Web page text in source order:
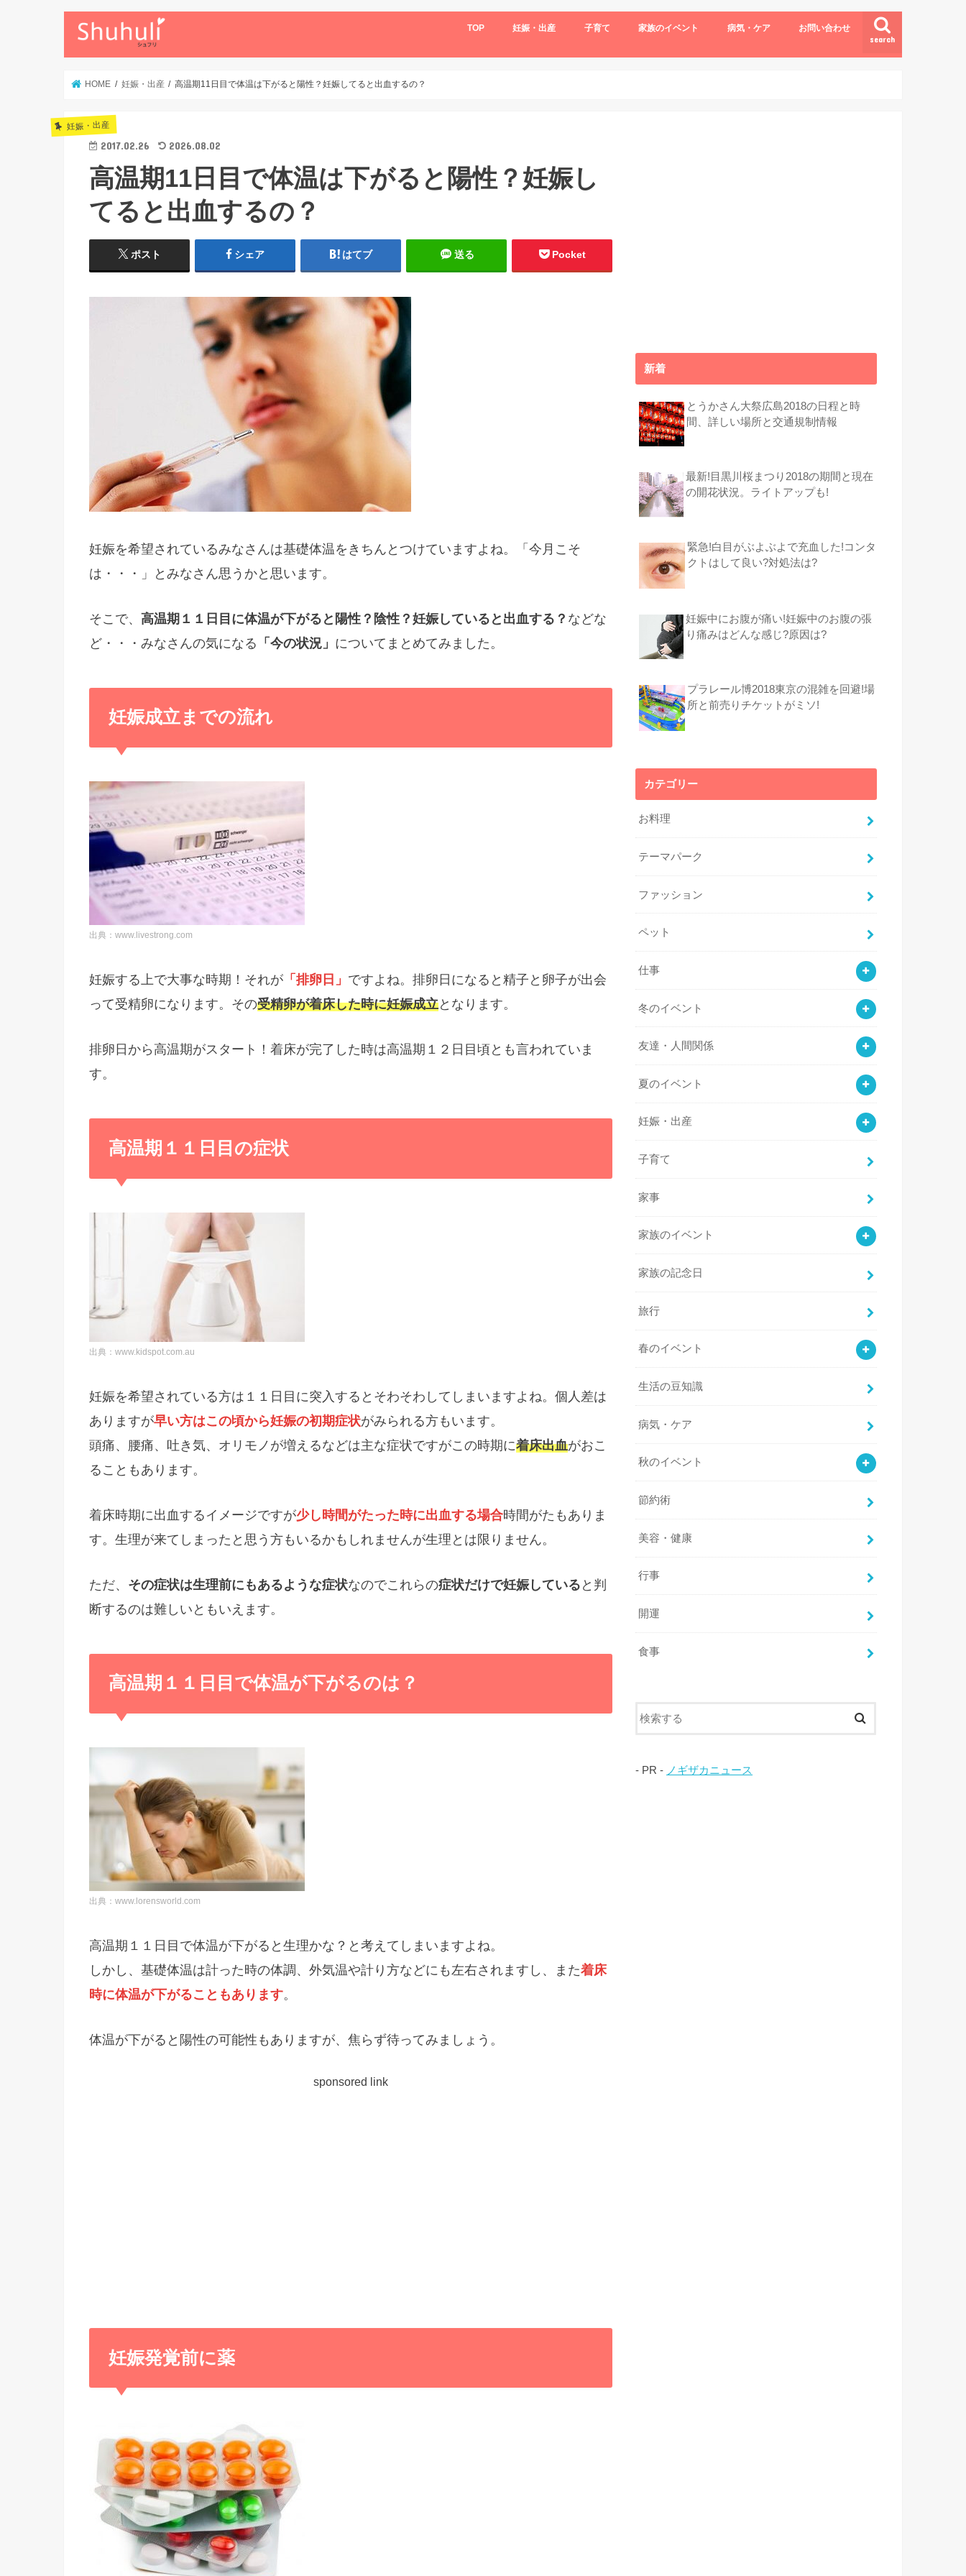
search
TOP 妊娠・出産 子育て 家族のイベント 病気・ケア お問い合わせ
HOME 妊娠・出産 高温期11日目で体温は下がると陽性？妊娠してると出血するの？
妊娠・出産
2017.02.26 2026.08.02
高温期11日目で体温は下がると陽性？妊娠し
てると出血するの？
ポスト シェア はてブ 送る Pocket
妊娠を希望されているみなさんは基礎体温をきちんとつけていますよね。「今月こそ
は・・・」とみなさん思うかと思います。
そこで、 高温期１１日目に体温が下がると陽性？陰性？妊娠していると出血する？ などな
ど・・・みなさんの気になる 「今の状況」 についてまとめてみました。
妊娠成立までの流れ
出典：www.livestrong.com
妊娠する上で大事な時期！それが 「排卵日」 ですよね。排卵日になると精子と卵子が出会
って受精卵になります。その受精卵が着床した時に妊娠成立となります。
排卵日から高温期がスタート！着床が完了した時は高温期１２日目頃とも言われていま
す。
高温期１１日目の症状
出典：www.kidspot.com.au
妊娠を希望されている方は１１日目に突入するとそわそわしてしまいますよね。個人差は
ありますが早い方はこの頃から妊娠の初期症状がみられる方もいます。
頭痛、腰痛、吐き気、オリモノが増えるなどは主な症状ですがこの時期に着床出血がおこ
ることもあります。
着床時期に出血するイメージですが少し時間がたった時に出血する場合時間がたもありま
す。生理が来てしまったと思う方もいるかもしれませんが生理とは限りません。
ただ、 その症状は生理前にもあるような症状なのでこれらの症状だけで妊娠している と判
断するのは難しいともいえます。
高温期１１日目で体温が下がるのは？
出典：www.lorensworld.com
高温期１１日目で体温が下がると生理かな？と考えてしまいますよね。
しかし、基礎体温は計った時の体調、外気温や計り方などにも左右されますし、また着床
時に体温が下がることもあります。
体温が下がると陽性の可能性もありますが、焦らず待ってみましょう。
sponsored link
妊娠発覚前に薬
新着
とうかさん大祭広島2018の日程と時
間、詳しい場所と交通規制情報
最新!目黒川桜まつり2018の期間と現在
の開花状況。ライトアップも!
緊急!白目がぶよぶよで充血した!コンタ
クトはして良い?対処法は?
妊娠中にお腹が痛い!妊娠中のお腹の張
り痛みはどんな感じ?原因は?
プラレール博2018東京の混雑を回避!場
所と前売りチケットがミソ!
カテゴリー
お料理
テーマパーク
ファッション
ペット
仕事
冬のイベント
友達・人間関係
夏のイベント
妊娠・出産
子育て
家事
家族のイベント
家族の記念日
旅行
春のイベント
生活の豆知識
病気・ケア
秋のイベント
節約術
美容・健康
行事
開運
食事
- PR - ノギザカニュース